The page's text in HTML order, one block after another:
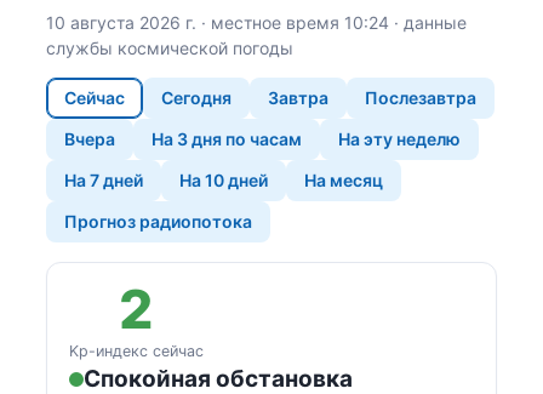
10 августа 2026 г. · местное время 10:24 · данные
службы космической погоды
Сейчас Сегодня Завтра
Послезавтра
Вчера
На 3 дня по часам
На эту неделю
На 7 дней
На 10 дней
На месяц
Прогноз радиопотока
2
Kp-индекс сейчас
Спокойная обстановка